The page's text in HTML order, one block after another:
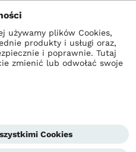
biznesowych